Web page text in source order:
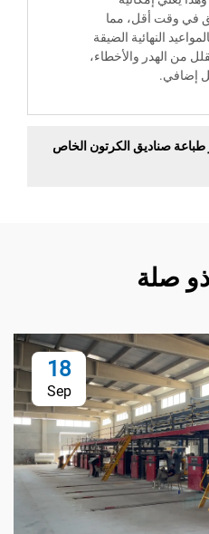
في وقت أقل، مما
النهائية الضيقة
من الهدر والأخطاء،
إضافي.
طباعة صناديق الكرتون الخاص
صلة
18
Sep